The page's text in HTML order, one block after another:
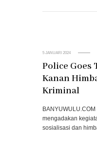
5 JANUARI 2024
Police Goes
Kanan
Kriminal
mengadakan
sosialisasi dan